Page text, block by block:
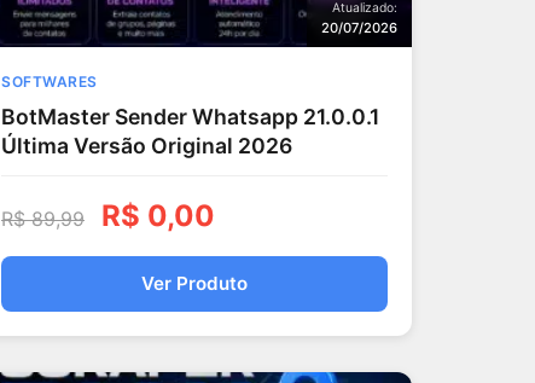
Atualizado:
20/07/2026
SOFTWARES
BotMaster Sender Whatsapp 21.0.0.1
Última Versão Original 2026
R$89,99 R$ 0,00
Ver Produto